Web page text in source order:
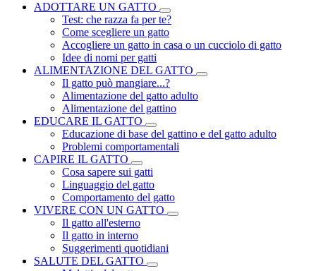
ADOTTARE UN GATTO
Test: che razza fa per te?
Come scegliere un gatto
Accogliere un gatto in casa o un cucciolo di gatto
Idee di nomi per gatti
ALIMENTAZIONE DEL GATTO
Il gatto può mangiare...?
Alimentazione del gatto adulto
Alimentazione del gattino
EDUCARE IL GATTO
Educazione di base del gattino e del gatto adulto
Problemi comportamentali
CAPIRE IL GATTO
Cosa sapere sui gatti
Linguaggio del gatto
Comportamento del gatto
VIVERE CON UN GATTO
Il gatto all'esterno
Il gatto in interno
Suggerimenti quotidiani
SALUTE DEL GATTO